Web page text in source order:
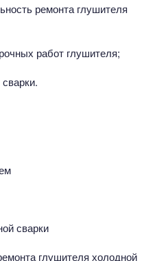
ремонта глушителя
работ глушителя;
сварки
глушителя холодной